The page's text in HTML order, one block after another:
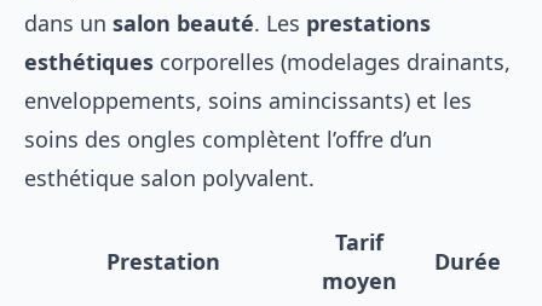
dans un salon beauté. Les prestations
esthétiques corporelles (modelages drainants,
enveloppements, soins amincissants) et les
soins des ongles complètent l’offre d’un
esthétique salon polyvalent.
Prestation
Tarif
moyen
Durée